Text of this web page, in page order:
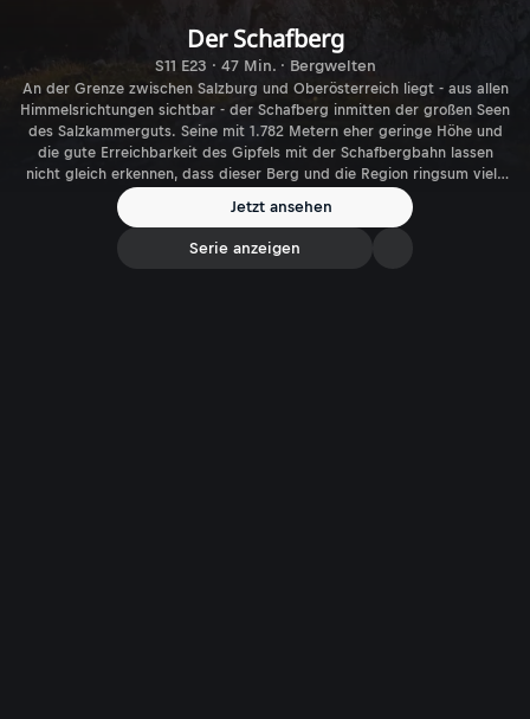
Der Schafberg
S11 E23 · 47 Min. · Bergwelten
An der Grenze zwischen Salzburg und Oberösterreich liegt - aus allen
Himmelsrichtungen sichtbar - der Schafberg inmitten der großen Seen
des Salzkammerguts. Seine mit 1.782 Metern eher geringe Höhe und
die gute Erreichbarkeit des Gipfels mit der Schafbergbahn lassen
nicht gleich erkennen, dass dieser Berg und die Region ringsum viele
Abenteuer zu bieten haben. Und es gibt hier in der Nordwand sogar
Kletter-Touren, die noch auf ihren Meister warten.
Jetzt ansehen
Serie anzeigen